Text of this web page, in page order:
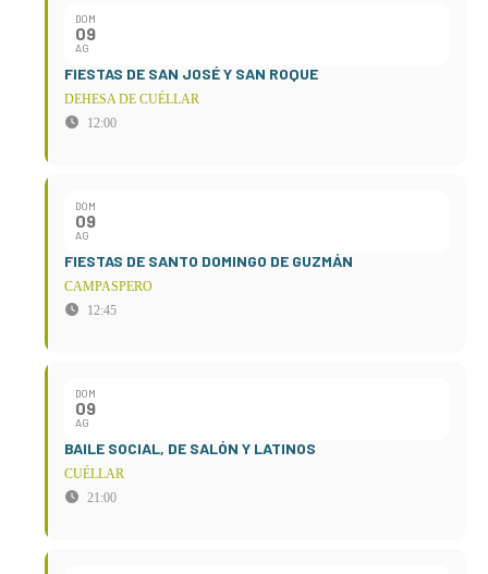
DOM
09
AG
FIESTAS DE SAN JOSÉ Y SAN ROQUE
DEHESA DE CUÉLLAR
12:00
DOM
09
AG
FIESTAS DE SANTO DOMINGO DE GUZMÁN
CAMPASPERO
12:45
DOM
09
AG
BAILE SOCIAL, DE SALÓN Y LATINOS
CUÉLLAR
21:00